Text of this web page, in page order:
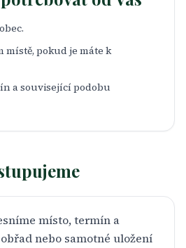
místě, pokud je máte k
a související podobu
místo, termín a
nebo samotné uložení